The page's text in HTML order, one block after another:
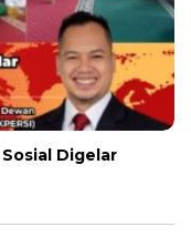
Sosial Digelar